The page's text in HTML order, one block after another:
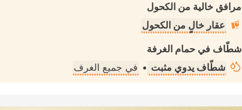
مرافق خالية من الكحول
عقار خالٍ من الكحول
شطّاف في حمام الغرفة
شطّاف يدوي مثبت • في جميع الغرف